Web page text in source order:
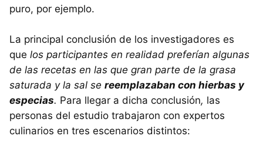
puro, por ejemplo.
La principal conclusión de los investigadores es
que los participantes en realidad preferían algunas
de las recetas en las que gran parte de la grasa
saturada y la sal se reemplazaban con hierbas y
especias. Para llegar a dicha conclusión, las
personas del estudio trabajaron con expertos
culinarios en tres escenarios distintos: